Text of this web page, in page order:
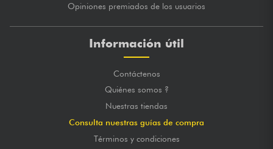
Opiniones premiados de los usuarios
Información útil
Contáctenos
Quiénes somos ?
Nuestras tiendas
Consulta nuestras guías de compra
Términos y condiciones